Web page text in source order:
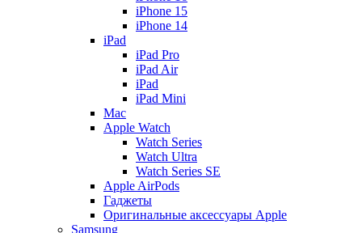
iPhone 15
iPhone 14
iPad
iPad Pro
iPad Air
iPad
iPad Mini
Mac
Apple Watch
Watch Series
Watch Ultra
Watch Series SE
Apple AirPods
Гаджеты
Оригинальные аксессуары Apple
Samsung